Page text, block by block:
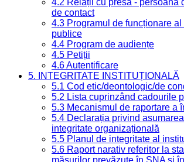
de contact
4.3 Programul de funcționare
publice
4.4 Program de audiențe
4.5 Petiții
4.6 Autentificare
5. INTEGRITATE INSTITUȚIONALĂ
5.1 Cod etic/deontologic/de
5.2 Lista cuprinzând cadourile
5.3 Mecanismul de raportare a
5.4 Declarația privind
integritate organizațională
5.5 Planul de integritate al
5.6 Raport narativ referitor la
măsurilor prevăzute în SNA și